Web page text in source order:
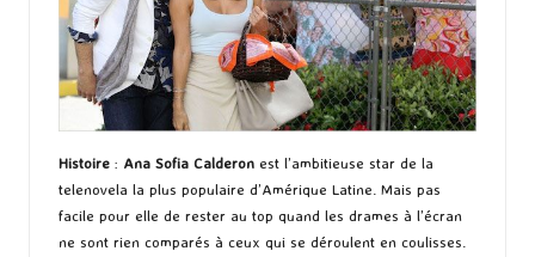
Histoire : Ana Sofia Calderon est l’ambitieuse star de la
telenovela la plus populaire d’Amérique Latine. Mais pas
facile pour elle de rester au top quand les drames à l’écran
ne sont rien comparés à ceux qui se déroulent en coulisses.